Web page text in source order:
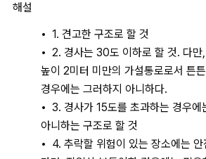
해설
1. 견고한 구조로 할 것
2. 경사는 30도 이하로 할 것. 다만
높이 2미터 미만의 가설통로로서 튼
경우에는 그러하지 아니하다.
3. 경사가 15도를 초과하는 경우에
아니하는 구조로 할 것
4. 추락할 위험이 있는 장소에는